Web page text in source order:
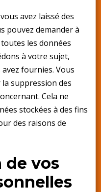
avez laissé des
pouvez demander à
les données
à votre sujet,
fournies. Vous
suppression des
Cela ne
stockées à des fins
des raisons de
de vos